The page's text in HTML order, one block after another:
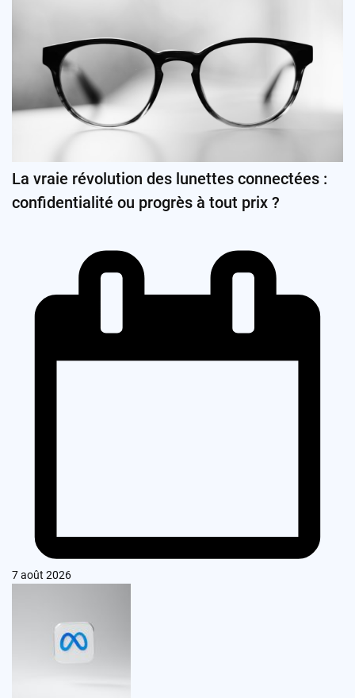
La vraie révolution des lunettes connectées :
confidentialité ou progrès à tout prix ?
7 août 2026